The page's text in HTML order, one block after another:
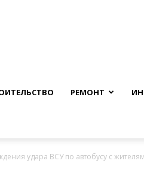
РЕМОНТ
удара ВСУ по автобусу с